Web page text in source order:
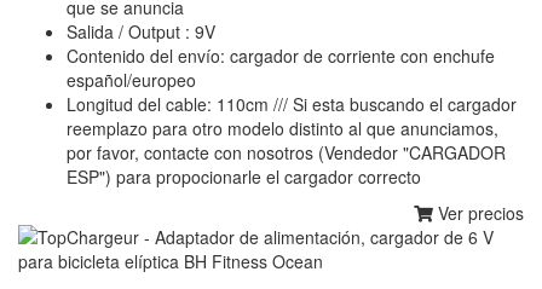
que se anuncia
Salida / Output : 9V
Contenido del envío: cargador de corriente con enchufe
español/europeo
Longitud del cable: 110cm /// Si esta buscando el cargador
reemplazo para otro modelo distinto al que anunciamos,
por favor, contacte con nosotros (Vendedor "CARGADOR
ESP") para propocionarle el cargador correcto
Ver precios